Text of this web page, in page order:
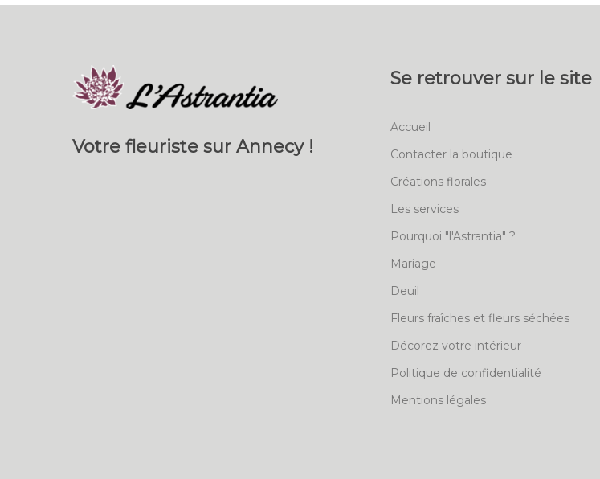
Votre fleuriste sur Annecy !
Se retrouver sur le site
Accueil
Contacter la boutique
Créations florales
Les services
Pourquoi "l'Astrantia" ?
Mariage
Deuil
Fleurs fraîches et fleurs séchées
Décorez votre intérieur
Politique de confidentialité
Mentions légales